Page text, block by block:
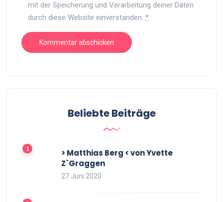
mit der Speicherung und Verarbeitung deiner Daten
durch diese Website einverstanden. *
Beliebte Beiträge
> Matthias Berg < von Yvette
Z`Graggen
27 Juni 2020